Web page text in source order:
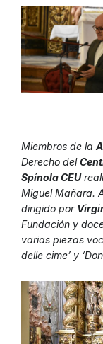
Miembros de la
Derecho del
Spínola CEU
Miguel Mañara.
dirigido por
Fundación y
varias piezas
delle cime’ y